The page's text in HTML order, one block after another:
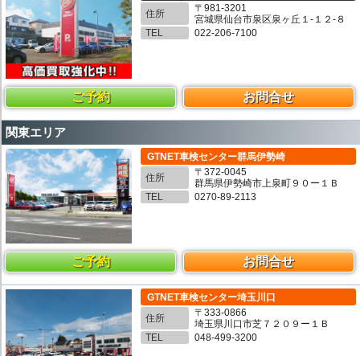
住所
〒981-3201
宮城県仙台市泉区泉ヶ丘１-１２-８
TEL
022-206-7100
ご予約 お問合せ
関東エリア
GTNET車検センター群馬伊勢崎
住所
〒372-0045
群馬県伊勢崎市上泉町９０ー１Ｂ
TEL
0270-89-2113
ご予約 お問合せ
GTNET車検センター埼玉川口
住所
〒333-0866
埼玉県川口市芝７２０９ー１Ｂ
TEL
048-499-3200